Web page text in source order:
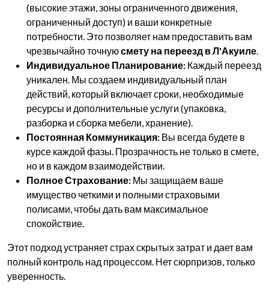
(высокие этажи, зоны ограниченного движения,
ограниченный доступ) и ваши конкретные
потребности. Это позволяет нам предоставить вам
чрезвычайно точнуюсмету на переезд в Л'Акуиле.
Индивидуальное Планирование: Каждый переезд
уникален. Мы создаем индивидуальный план
действий, который включает сроки, необходимые
ресурсы и дополнительные услуги (упаковка,
разборка и сборка мебели, хранение).
Постоянная Коммуникация: Вы всегда будете в
курсе каждой фазы. Прозрачность не только в смете,
но и в каждом взаимодействии.
Полное Страхование: Мы защищаем ваше
имущество четкими и полными страховыми
полисами, чтобы дать вам максимальное
спокойствие.
Этот подход устраняет страх скрытых затрат и дает вам
полный контроль над процессом. Нет сюрпризов, только
уверенность.